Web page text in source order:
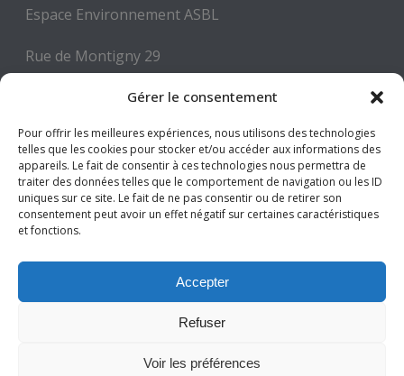
Gérer le consentement
Pour offrir les meilleures expériences, nous utilisons des technologies
telles que les cookies pour stocker et/ou accéder aux informations des
appareils. Le fait de consentir à ces technologies nous permettra de
traiter des données telles que le comportement de navigation ou les ID
uniques sur ce site. Le fait de ne pas consentir ou de retirer son
consentement peut avoir un effet négatif sur certaines caractéristiques
et fonctions.
Accepter
Refuser
Voir les préférences
Espace Environnement ASBL
Rue de Montigny 29
6000 CHARLEROI
Mail: info@espace-environnement.be
TVA BE 0416.116.340